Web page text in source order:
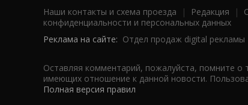
Наши контакты и схема проезда | Редакция |
конфиденциальности и персональных данных
Реклама на сайте: Отдел продаж digital рекламы
Оставляя комментарий, пожалуйста, помните о
имеющих отношение к данной новости.
Полная версия правил